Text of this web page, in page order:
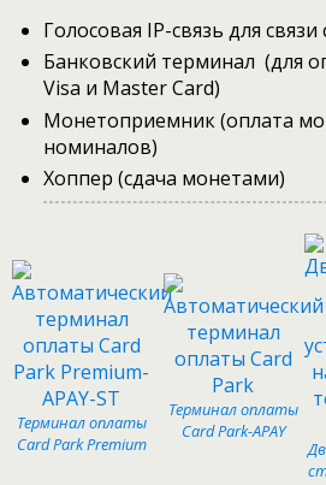
Голосовая IP-связь для
Банковский терминал (для
Visa и Master Card)
Монетоприемник (оплата
номиналов)
Хоппер (сдача монетами)
Терминал оплаты
Card Park Premium
Терминал оплаты
Card Park-APAY